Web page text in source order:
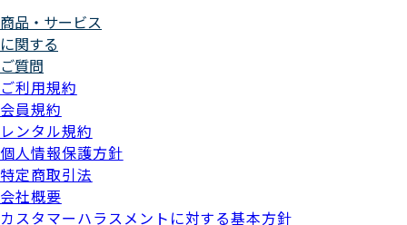
商品・サービス
に関する
ご質問
ご利用規約
会員規約
レンタル規約
個人情報保護方針
特定商取引法
会社概要
カスタマーハラスメントに対する基本方針